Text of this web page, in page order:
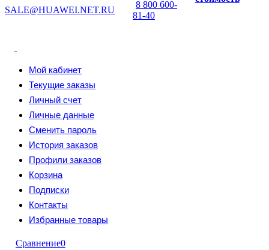
SALE@HUAWEI.NET.RU
8 800 600-
81-40
Мой кабинет
Текущие заказы
Личный счет
Личные данные
Сменить пароль
История заказов
Профили заказов
Корзина
Подписки
Контакты
Избранные товары
Сравнение0